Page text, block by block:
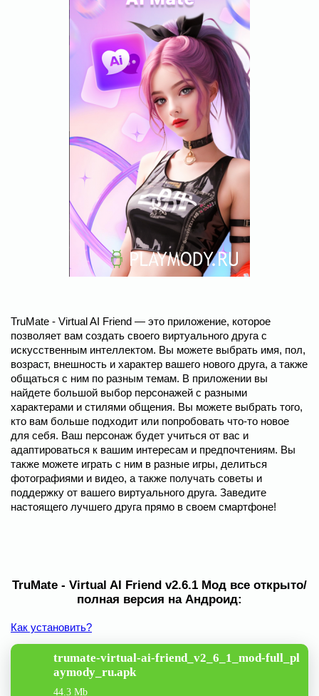
TruMate - Virtual AI Friend — это приложение, которое
позволяет вам создать своего виртуального друга с
искусственным интеллектом. Вы можете выбрать имя, пол,
возраст, внешность и характер вашего нового друга, а также
общаться с ним по разным темам. В приложении вы
найдете большой выбор персонажей с разными
характерами и стилями общения. Вы можете выбрать того,
кто вам больше подходит или попробовать что-то новое
для себя. Ваш персонаж будет учиться от вас и
адаптироваться к вашим интересам и предпочтениям. Вы
также можете играть с ним в разные игры, делиться
фотографиями и видео, а также получать советы и
поддержку от вашего виртуального друга. Заведите
настоящего лучшего друга прямо в своем смартфоне!
TruMate - Virtual AI Friend v2.6.1 Мод все открыто/
полная версия на Андроид:
Как установить?
trumate-virtual-ai-friend_v2_6_1_mod-full_pl
aymody_ru.apk
44.3 Mb